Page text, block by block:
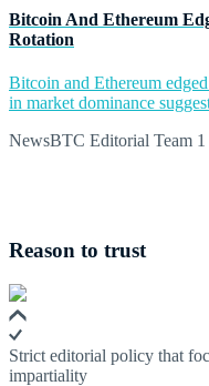
Bitcoin And Ethereum
Rotation
Bitcoin and Ethereum
in market dominance
NewsBTC Editorial Team
Reason to trust
Strict editorial policy that
impartiality